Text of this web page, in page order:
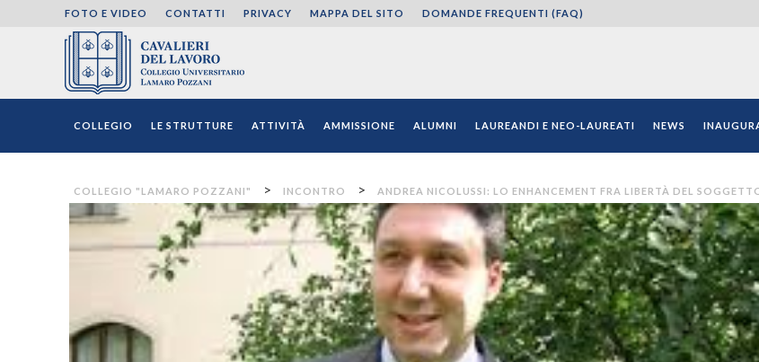
FOTO E VIDEO CONTATTI PRIVACY MAPPA DEL SITO DOMANDE FREQUENTI (FAQ)
COLLEGIO LE STRUTTURE ATTIVITÀ AMMISSIONE ALUMNI LAUREANDI E NEO-LAUREATI NEWS
COLLEGIO "LAMARO POZZANI" > INCONTRO > ANDREA NICOLUSSI: LO ENHANCEMENT FRA LIBERTÀ DEL